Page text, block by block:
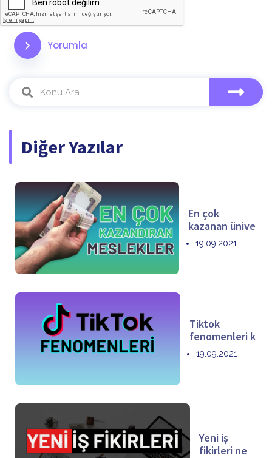
Yorumla
Diğer Yazılar
En çok
kazanan ünive
19.09.2021
Tiktok
fenomenleri k
19.09.2021
Yeni iş
fikirleri ne